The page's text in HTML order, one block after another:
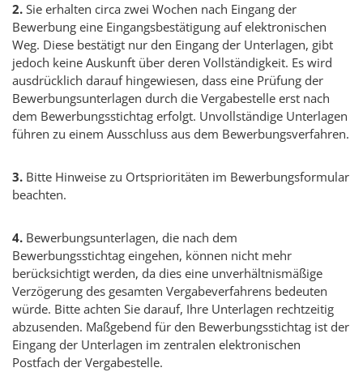
2. Sie erhalten circa zwei Wochen nach Eingang der
Bewerbung eine Eingangsbestätigung auf elektronischen
Weg. Diese bestätigt nur den Eingang der Unterlagen, gibt
jedoch keine Auskunft über deren Vollständigkeit. Es wird
ausdrücklich darauf hingewiesen, dass eine Prüfung der
Bewerbungsunterlagen durch die Vergabestelle erst nach
dem Bewerbungsstichtag erfolgt. Unvollständige Unterlagen
führen zu einem Ausschluss aus dem Bewerbungsverfahren.
3. Bitte Hinweise zu Ortsprioritäten im Bewerbungsformular
beachten.
4. Bewerbungsunterlagen, die nach dem
Bewerbungsstichtag eingehen, können nicht mehr
berücksichtigt werden, da dies eine unverhältnismäßige
Verzögerung des gesamten Vergabeverfahrens bedeuten
würde. Bitte achten Sie darauf, Ihre Unterlagen rechtzeitig
abzusenden. Maßgebend für den Bewerbungsstichtag ist der
Eingang der Unterlagen im zentralen elektronischen
Postfach der Vergabestelle.